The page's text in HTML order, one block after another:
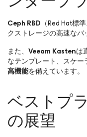
Ceph RBD （Red Hat標
クストレージの高速なバ
また、 Veeam Kastenは
なテンプレート、スケー
高機能を備えています。
ベストプ
の展望